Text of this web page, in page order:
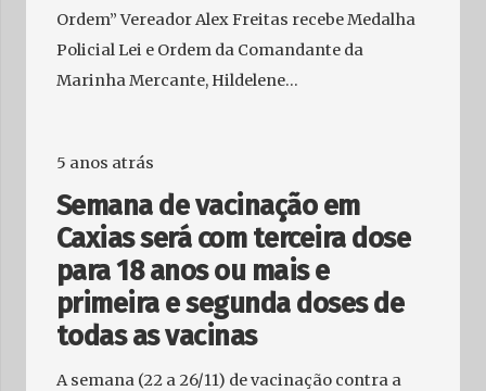
Ordem” Vereador Alex Freitas recebe Medalha
Policial Lei e Ordem da Comandante da
Marinha Mercante, Hildelene…
5 anos atrás
Semana de vacinação em
Caxias será com terceira dose
para 18 anos ou mais e
primeira e segunda doses de
todas as vacinas
A semana (22 a 26/11) de vacinação contra a